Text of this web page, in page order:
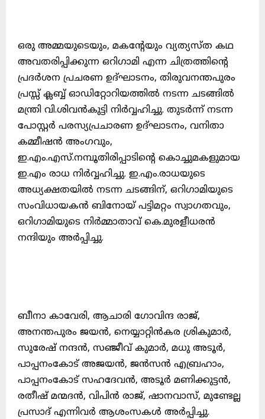
ഒരു അമ്മയുടെയും, മകന്റേയും വ്യത്യസ്ത കഥ
അവതരിപ്പിക്കുന്ന ഒറിഗാമി എന്ന ചിത്രത്തിന്റെ
പ്രദർശന പ്രചരണ ഉദ്ഘാടനം, തിരുവനന്തപുരം
പ്രസ്സ് ക്ലബ്ബ് ഓഡിറ്റോറിയത്തിൽ നടന്ന ചടങ്ങിൽ
മന്ത്രി വി.ശിവൻകുട്ടി നിർവ്വഹിച്ചു. തുടർന്ന് നടന്ന
പോസ്റ്റർ പരസ്യപ്രചാരണ ഉദ്ഘാടനം, വനിതാ
കമ്മീഷൻ അംഗവും,
ഇ.എം.എസ്.നമ്പൂതിരിപ്പാടിന്റെ കൊച്ചുമകളുമായ
ഇ.എം രാധ നിർവ്വഹിച്ചു. ഇ.എം.രാധയുടെ
അധ്യക്ഷതയിൽ നടന്ന ചടങ്ങിന്, ഒറിഗാമിയുടെ
സംവിധായകൻ ബിനോയ് പട്ടിമറ്റം സ്വാഗതവും,
ഒറിഗാമിയുടെ നിർമ്മാതാവ് കെ.മുരളീധരൻ
നന്ദിയും അർപ്പിച്ചു.
ബീനാ കാവേരി, ആചാരി ഗോവിന്ദ രാജ്,
അനന്തപുരം ജയൻ, നെയ്യാറ്റിൻകര ശ്രികുമാർ,
സുരേഷ് നന്ദൻ, സഞ്ജീവ് കുമാർ, മധു അടൂർ,
പാപ്പനംകോട് അജയൻ, ജൻസൻ എബ്രഹാം,
പാപ്പനംകോട് സഹദേവൻ, അടൂർ മണിക്കുട്ടൻ,
രതീഷ് മന്മദൻ, വിപിൻ രാജ്, ഷാനവാസ്, മുണ്ടേല്ല
പ്രസാദ് എന്നിവർ ആശംസകൾ അർപ്പിച്ചു.